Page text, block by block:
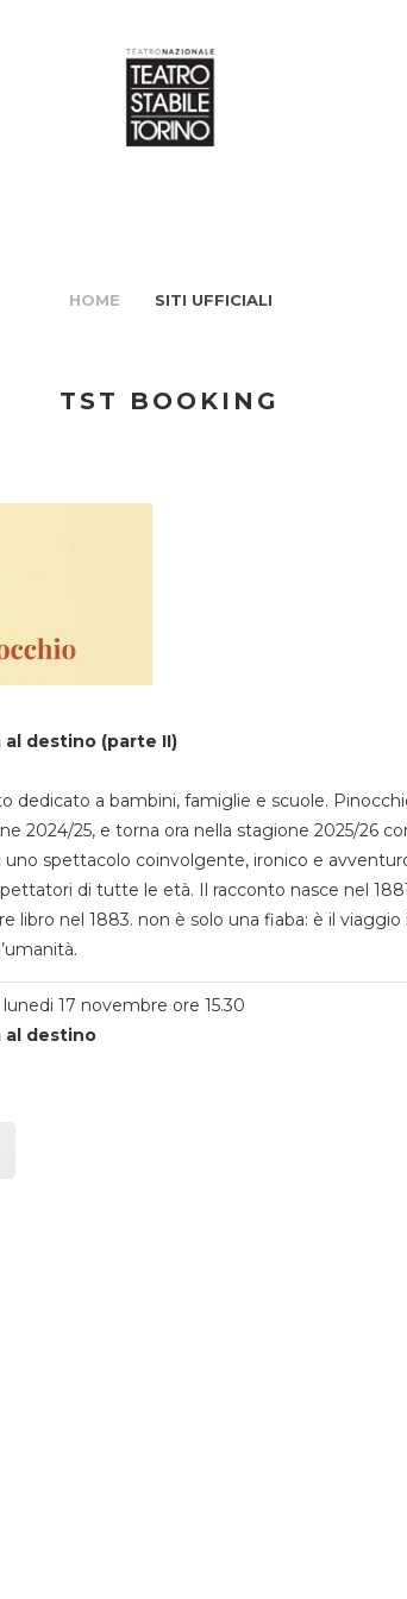
HOME SITI UFFICIALI
TST BOOKING
al destino (parte II)
dedicato a bambini, famiglie e scuole.
2024/25, e torna ora nella stagione 2025/26
uno spettacolo coinvolgente, ironico e
di tutte le età. Il racconto nasce nel
libro nel 1883. non è solo una fiaba: è il
17 novembre ore 15.30
al destino